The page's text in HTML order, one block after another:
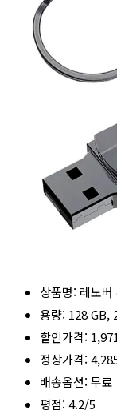
상품명: 레노
용량: 128 GB,
할인가격:
정상가격:
배송옵션: 무료
평점: 4.2/5